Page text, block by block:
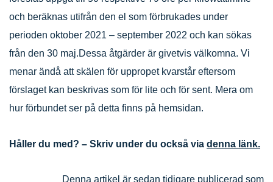
och beräknas utifrån den el som förbrukades under
perioden oktober 2021 – september 2022 och kan sökas
från den 30 maj.Dessa åtgärder är givetvis välkomna. Vi
menar ändå att skälen för uppropet kvarstår eftersom
förslaget kan beskrivas som för lite och för sent. Mera om
hur förbundet ser på detta finns på hemsidan.
Håller du med? – Skriv under du också via denna länk.
Denna artikel är sedan tidigare publicerad som